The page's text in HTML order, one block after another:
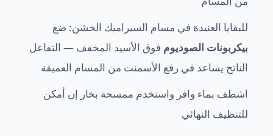
للبقايا العنيدة في مسام السيراميك الخشن: ضع
بيكربونات الصوديوم فوق الأسيد المخفف — التفاعل
الناتج يساعد في رفع الأسمنت من المسام العميقة
اشطف بماء وافر واستخدم ممسحة بخار إن أمكن
للتنظيف النهائي